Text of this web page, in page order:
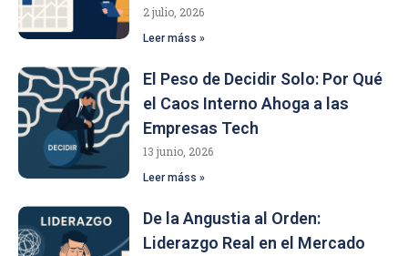
2 julio, 2026
Leer máss »
El Peso de Decidir Solo: Por Qué
el Caos Interno Ahoga a las
Empresas Tech
13 junio, 2026
Leer máss »
De la Angustia al Orden:
Liderazgo Real en el Mercado